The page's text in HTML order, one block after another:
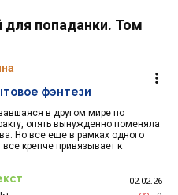
для попаданки. Том
в другом мире по
опять вынужденно поменяла
Но все еще в рамках одного
все крепче привязывает к
фэнтези
02.02.26